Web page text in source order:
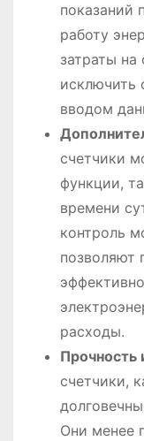
показаний
работу
затраты на
исключить
вводом
счетчики
функции,
времени
контроль
позволяют
расходы.
Прочность
счетчики,
Они менее